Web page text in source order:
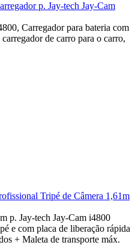
p. Jay-tech Jay-Cam
Carregador para bateria com
de carro para o carro,
Tripé de Câmera 1,61m
p. Jay-tech Jay-Cam i4800
e com placa de liberação rápida
+ Maleta de transporte máx.